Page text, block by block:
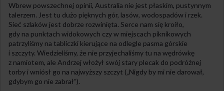
Wbrew powszechnej opinii, Australia nie jest płaskim, pustynnym
talerzem. Jest tu dużo pięknych gór, lasów, wodospadów i rzek.
Sieć szlaków jest dobrze rozwinięta. Serce nam się kroiło,
gdy na punktach widokowych czy w miejscach piknikowych
patrzyliśmy na tabliczki kierujące na odlegle pasma górskie
i szczyty. Wiedzieliśmy, że nie przyjechaliśmy tu na wędrówkę
z namiotem, ale Andrzej włożył swój stary plecak do podróżnej
torby i wniósł go na najwyższy szczyt („Nigdy by mi nie darował,
gdybym go nie zabrał”).